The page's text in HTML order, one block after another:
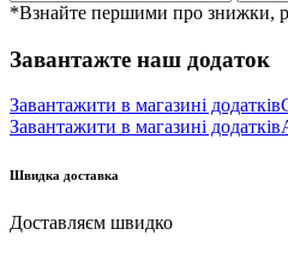
*Взнайте першими про знижки,
Завантажте наш додаток
Завантажити в магазині додатків
Завантажити в магазині додатків
Швидка доставка
Доставляєм швидко